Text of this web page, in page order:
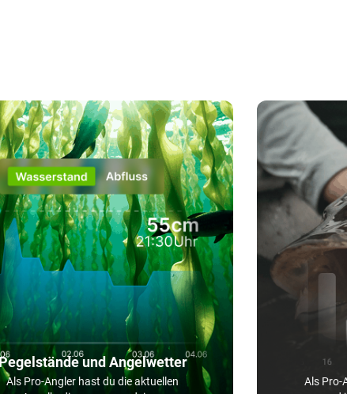
und Angelwetter
Als Pro-Angler hast du die aktuellen
Als Pro-